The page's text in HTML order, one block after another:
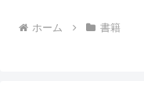
ホーム 書籍